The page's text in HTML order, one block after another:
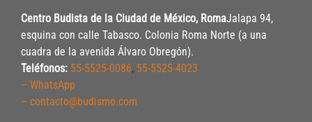
Centro Budista de la Ciudad de México, RomaJalapa 94,
esquina con calle Tabasco. Colonia Roma Norte (a una
cuadra de la avenida Álvaro Obregón).
Teléfonos: 55-5525-0086, 55-5525-4023
– WhatsApp
– contacto@budismo.com